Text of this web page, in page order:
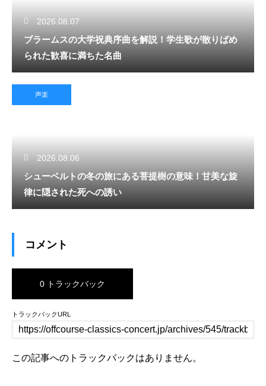
2026.08.07
ブラームスの大学祝典序曲を解説！学生歌が散りばめ
られた歓喜に満ちた名曲
声楽
2026.08.06
シューベルトの冬の旅にある菩提樹の意味！甘美な旋
律に隠された死への誘い
コメント
0 トラックバック
トラックバックURL
この記事へのトラックバックはありません。